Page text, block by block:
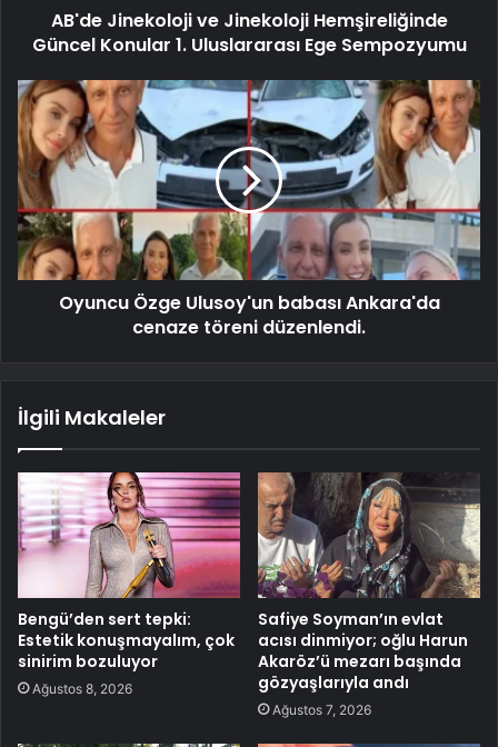
AB'de Jinekoloji ve Jinekoloji Hemşireliğinde
Güncel Konular 1. Uluslararası Ege Sempozyumu
Oyuncu Özge Ulusoy'un babası Ankara'da
cenaze töreni düzenlendi.
İlgili Makaleler
Bengü’den sert tepki:
Estetik konuşmayalım, çok
sinirim bozuluyor
Ağustos 8, 2026
Safiye Soyman’ın evlat
acısı dinmiyor; oğlu Harun
Akaröz’ü mezarı başında
gözyaşlarıyla andı
Ağustos 7, 2026